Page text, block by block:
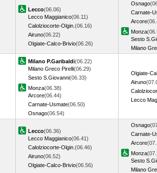
Lecco(06.06)
Lecco Maggianico(06.11)
Calolziocorte-Olgin. (06.16)
Airuno(06.22)
Olgiate-Calco-Brivio(06.26)
Osnago
Carnate-
Arcore
Monza
Sesto
Milano
Milano P.Garibaldi(06.22)
Milano Greco Pirelli(06.29)
Sesto S.Giovanni(06.33)
Monza(06.38)
Arcore(06.44)
Carnate-Usmate(06.50)
Osnago(06.54)
Olgiate-
Airuno
Lecco
Lecco(06.36)
Lecco Maggianico(06.41)
Calolziocorte-Olgin. (06.46)
Airuno(06.52)
Olgiate-Calco-Brivio(06.56)
Osnago
Carnate-
Arcore
Monza
Sesto
Milano